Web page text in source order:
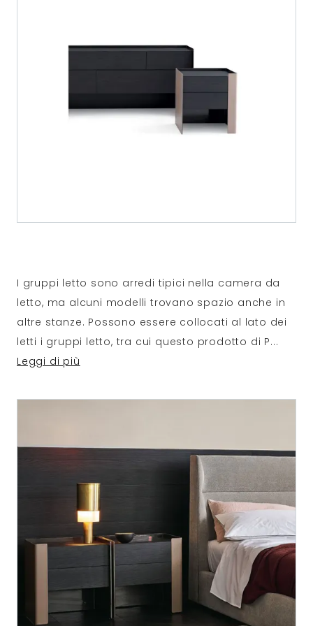
I gruppi letto sono arredi tipici nella camera da
letto, ma alcuni modelli trovano spazio anche in
altre stanze. Possono essere collocati al lato dei
letti i gruppi letto, tra cui questo prodotto di P...
Leggi di più